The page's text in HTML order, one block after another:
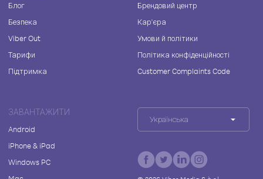
Блог
Безпека
Viber Out
Тарифи
Підтримка
Брендовий центр
Кар'єра
Умови й політики
Політика конфіденційності
Customer Complaints Code
ЗАВАНТАЖИТИ
Android
iPhone & iPad
Windows PC
Українська